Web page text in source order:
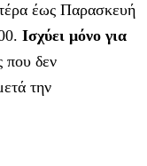
έως Παρασκευή
Ισχύει μόνο για
που δεν
την